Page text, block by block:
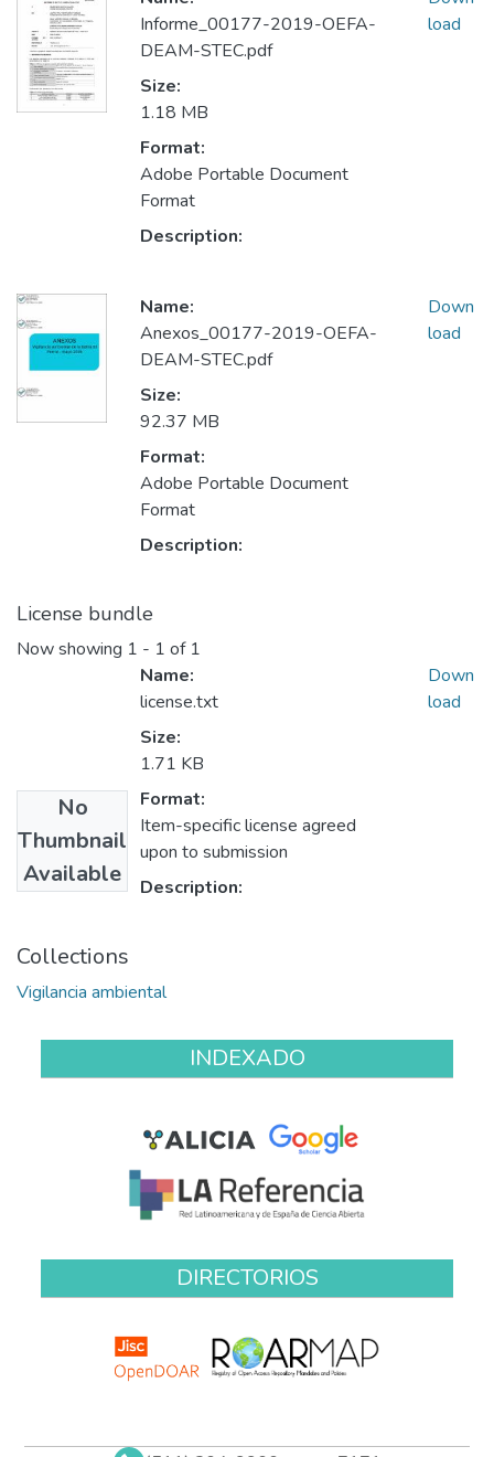
Informe_00177-2019-OEFA-
DEAM-STEC.pdf
Size:
1.18 MB
Format:
Adobe Portable Document
Format
Description:
load
Name:
Anexos_00177-2019-OEFA-
DEAM-STEC.pdf
Size:
92.37 MB
Format:
Adobe Portable Document
Format
Description:
Down
load
License bundle
Now showing 1 - 1 of 1
No
Thumbnail
Available
Name:
license.txt
Size:
1.71 KB
Format:
Item-specific license agreed
upon to submission
Description:
Down
load
Collections
Vigilancia ambiental
INDEXADO
DIRECTORIOS